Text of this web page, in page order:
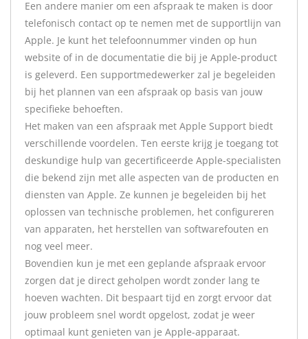
Een andere manier om een afspraak te maken is door
telefonisch contact op te nemen met de supportlijn van
Apple. Je kunt het telefoonnummer vinden op hun
website of in de documentatie die bij je Apple-product
is geleverd. Een supportmedewerker zal je begeleiden
bij het plannen van een afspraak op basis van jouw
specifieke behoeften.
Het maken van een afspraak met Apple Support biedt
verschillende voordelen. Ten eerste krijg je toegang tot
deskundige hulp van gecertificeerde Apple-specialisten
die bekend zijn met alle aspecten van de producten en
diensten van Apple. Ze kunnen je begeleiden bij het
oplossen van technische problemen, het configureren
van apparaten, het herstellen van softwarefouten en
nog veel meer.
Bovendien kun je met een geplande afspraak ervoor
zorgen dat je direct geholpen wordt zonder lang te
hoeven wachten. Dit bespaart tijd en zorgt ervoor dat
jouw probleem snel wordt opgelost, zodat je weer
optimaal kunt genieten van je Apple-apparaat.